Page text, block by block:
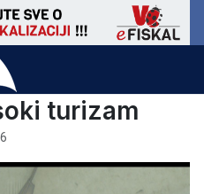
turizam